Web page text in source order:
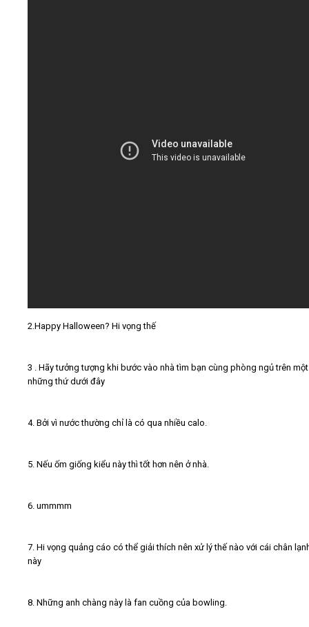
2.Happy Halloween? Hi vọng thế
3 . Hãy tưởng tượng khi bước vào nhà tìm bạn cùng phòng ngủ trên
những thứ dưới đây
4. Bởi vì nước thường chỉ là có qua nhiều calo.
5. Nếu ốm giống kiểu này thì tốt hơn nên ở nhà.
6. ummmm
7. Hi vọng quảng cáo có thể giải thích nên xử lý thế nào với cái chân
này
8. Những anh chàng này là fan cuồng của bowling.